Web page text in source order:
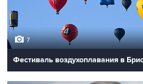
7
Фестиваль воздухоплавания в